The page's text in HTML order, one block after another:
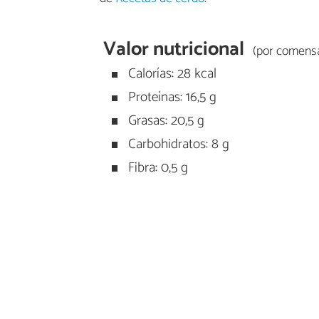
Valor nutricional (por
Calorías: 28 kcal
Proteínas: 16,5 g
Grasas: 20,5 g
Carbohidratos: 8 g
Fibra: 0,5 g